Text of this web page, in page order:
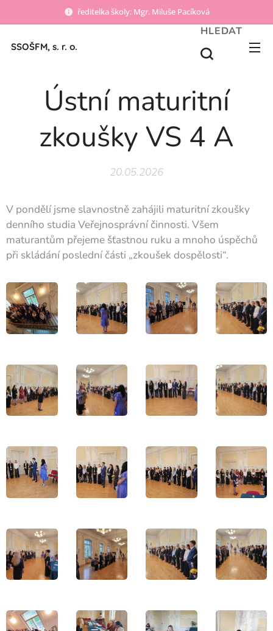
ředitelka školy: Mgr. Miluše Pacíková
SSOŠFM, s. r. o.
HLEDAT
Ústní maturitní
zkoušky VS 4 A
20.05.2026
V pondělí jsme slavnostně zahájili maturitní zkoušky
denního studia Veřejnosprávní činnosti. Všem
maturantům přejeme šťastnou ruku a mnoho úspěchů
při skládání poslední části „zkoušek dospělosti“.